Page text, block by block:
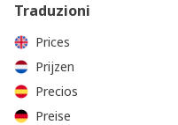
Traduzioni
Prices
Prijzen
Precios
Preise